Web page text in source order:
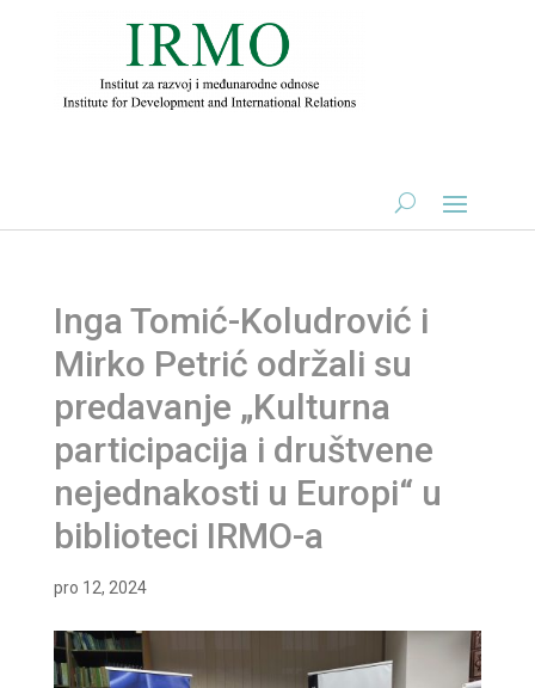
Inga Tomić-Koludrović i
Mirko Petrić održali su
predavanje „Kulturna
participacija i društvene
nejednakosti u Europi“ u
biblioteci IRMO-a
pro 12, 2024